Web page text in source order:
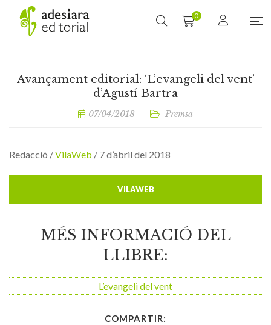
0
Avançament editorial: ‘L’evangeli del vent’
d’Agustí Bartra
07/04/2018 Premsa
Redacció /VilaWeb / 7 d’abril del 2018
VILAWEB
MÉS INFORMACIÓ DEL
LLIBRE:
L’evangeli del vent
COMPARTIR: